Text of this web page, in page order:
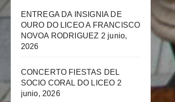
ENTREGA DA INSIGNIA DE
OURO DO LICEO A FRANCISCO
NOVOA RODRIGUEZ 2 junio,
2026
CONCERTO FIESTAS DEL
SOCIO CORAL DO LICEO 2
junio, 2026